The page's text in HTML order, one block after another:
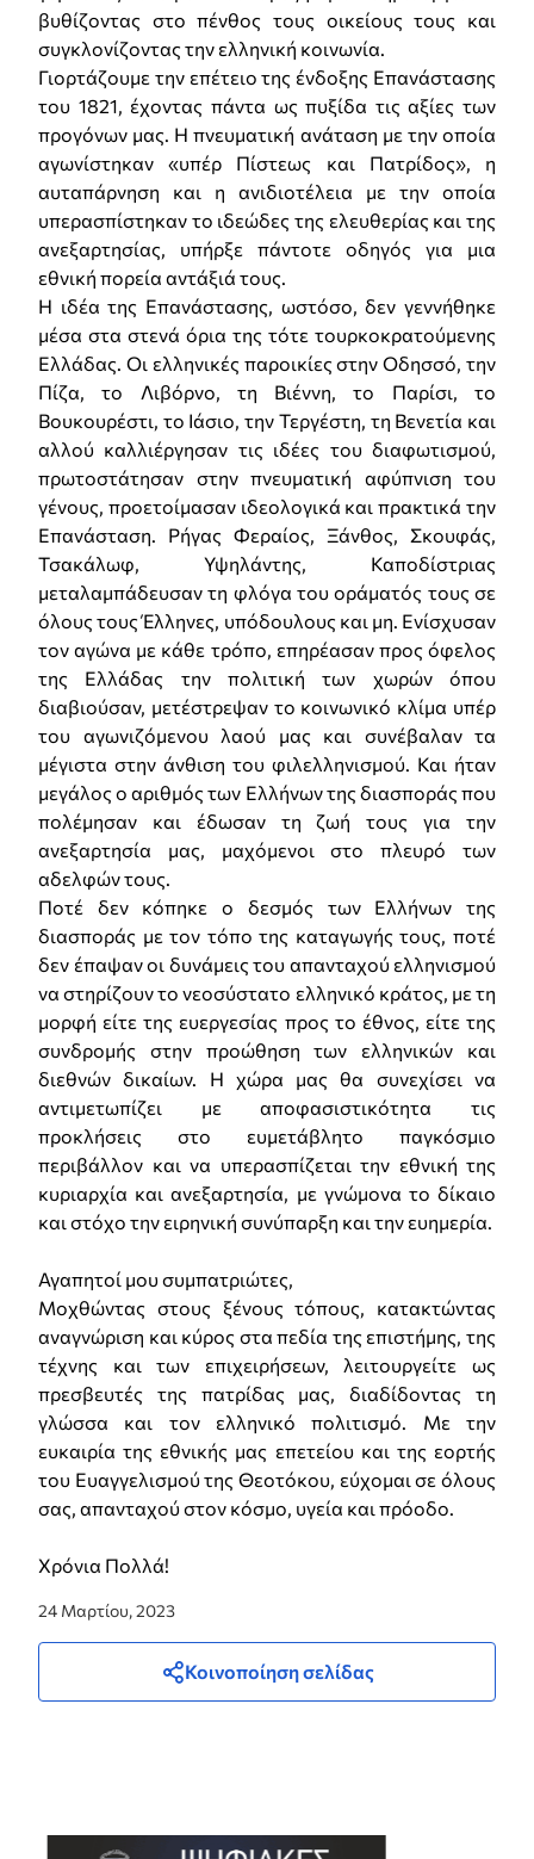
βυθίζοντας στο πένθος τους οικείους τους και
συγκλονίζοντας την ελληνική κοινωνία.
Γιορτάζουμε την επέτειο της ένδοξης Επανάστασης
του 1821, έχοντας πάντα ως πυξίδα τις αξίες των
προγόνων μας. Η πνευματική ανάταση με την οποία
αγωνίστηκαν «υπέρ Πίστεως και Πατρίδος», η
αυταπάρνηση και η ανιδιοτέλεια με την οποία
υπερασπίστηκαν το ιδεώδες της ελευθερίας και της
ανεξαρτησίας, υπήρξε πάντοτε οδηγός για μια
εθνική πορεία αντάξιά τους.
Η ιδέα της Επανάστασης, ωστόσο, δεν γεννήθηκε
μέσα στα στενά όρια της τότε τουρκοκρατούμενης
Ελλάδας. Οι ελληνικές παροικίες στην Οδησσό, την
Πίζα, το Λιβόρνο, τη Βιέννη, το Παρίσι, το
Βουκουρέστι, το Ιάσιο, την Τεργέστη, τη Βενετία και
αλλού καλλιέργησαν τις ιδέες του διαφωτισμού,
πρωτοστάτησαν στην πνευματική αφύπνιση του
γένους, προετοίμασαν ιδεολογικά και πρακτικά την
Επανάσταση. Ρήγας Φεραίος, Ξάνθος, Σκουφάς,
Τσακάλωφ, Υψηλάντης, Καποδίστριας
μεταλαμπάδευσαν τη φλόγα του οράματός τους σε
όλους τους Έλληνες, υπόδουλους και μη. Ενίσχυσαν
τον αγώνα με κάθε τρόπο, επηρέασαν προς όφελος
της Ελλάδας την πολιτική των χωρών όπου
διαβιούσαν, μετέστρεψαν το κοινωνικό κλίμα υπέρ
του αγωνιζόμενου λαού μας και συνέβαλαν τα
μέγιστα στην άνθιση του φιλελληνισμού. Και ήταν
μεγάλος ο αριθμός των Ελλήνων της διασποράς που
πολέμησαν και έδωσαν τη ζωή τους για την
ανεξαρτησία μας, μαχόμενοι στο πλευρό των
αδελφών τους.
Ποτέ δεν κόπηκε ο δεσμός των Ελλήνων της
διασποράς με τον τόπο της καταγωγής τους, ποτέ
δεν έπαψαν οι δυνάμεις του απανταχού ελληνισμού
να στηρίζουν το νεοσύστατο ελληνικό κράτος, με τη
μορφή είτε της ευεργεσίας προς το έθνος, είτε της
συνδρομής στην προώθηση των ελληνικών και
διεθνών δικαίων. Η χώρα μας θα συνεχίσει να
αντιμετωπίζει με αποφασιστικότητα τις
προκλήσεις στο ευμετάβλητο παγκόσμιο
περιβάλλον και να υπερασπίζεται την εθνική της
κυριαρχία και ανεξαρτησία, με γνώμονα το δίκαιο
και στόχο την ειρηνική συνύπαρξη και την ευημερία.
Αγαπητοί μου συμπατριώτες,
Μοχθώντας στους ξένους τόπους, κατακτώντας
αναγνώριση και κύρος στα πεδία της επιστήμης, της
τέχνης και των επιχειρήσεων, λειτουργείτε ως
πρεσβευτές της πατρίδας μας, διαδίδοντας τη
γλώσσα και τον ελληνικό πολιτισμό. Με την
ευκαιρία της εθνικής μας επετείου και της εορτής
του Ευαγγελισμού της Θεοτόκου, εύχομαι σε όλους
σας, απανταχού στον κόσμο, υγεία και πρόοδο.
Χρόνια Πολλά!
24 Μαρτίου, 2023
Κοινοποίηση σελίδας